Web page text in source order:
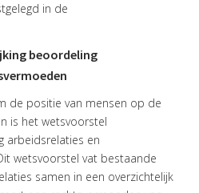
in de
beoordeling
de positie van mensen op de
is het wetsvoorstel
arbeidsrelaties en
wetsvoorstel vat bestaande
samen in een overzichtelijk